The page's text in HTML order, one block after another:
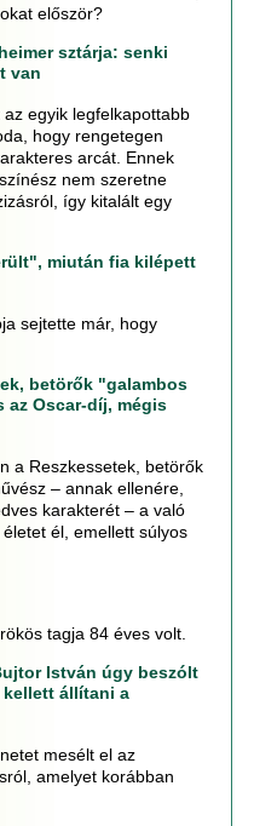
először?
sztárja: senki
van
egyik legfelkapottabb
hogy rengetegen
arcát. Ennek
nem szeretne
így kitalált egy
miután fia kilépett
sejtette már, hogy
betörők "galambos
az Oscar-díj, mégis
a Reszkessetek, betörők
– annak ellenére,
karakterét – a való
él, emellett súlyos
tagja 84 éves volt.
István úgy beszólt
kellett állítani a
mesélt el az
amelyet korábban